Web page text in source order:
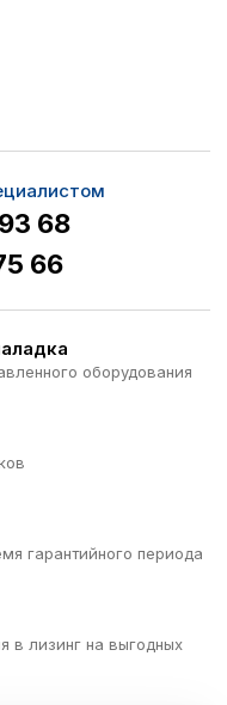
68
66
оборудования
гарантийного периода
в лизинг на выгодных